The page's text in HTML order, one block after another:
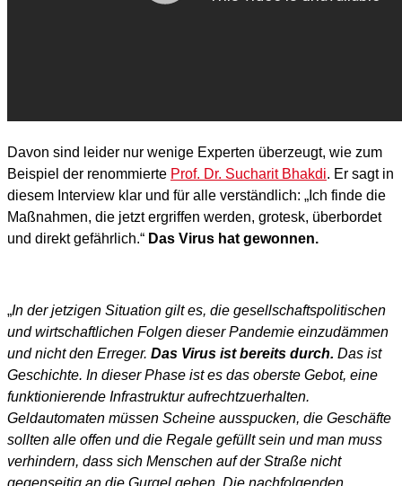
Davon sind leider nur wenige Experten überzeugt, wie zum
Beispiel der renommierte Prof. Dr. Sucharit Bhakdi. Er sagt in
diesem Interview klar und für alle verständlich: „Ich finde die
Maßnahmen, die jetzt ergriffen werden, grotesk, überbordet
und direkt gefährlich.“ Das Virus hat gewonnen.
„In der jetzigen Situation gilt es, die gesellschaftspolitischen
und wirtschaftlichen Folgen dieser Pandemie einzudämmen
und nicht den Erreger. Das Virus ist bereits durch. Das ist
Geschichte. In dieser Phase ist es das oberste Gebot, eine
funktionierende Infrastruktur aufrechtzuerhalten.
Geldautomaten müssen Scheine ausspucken, die Geschäfte
sollten alle offen und die Regale gefüllt sein und man muss
verhindern, dass sich Menschen auf der Straße nicht